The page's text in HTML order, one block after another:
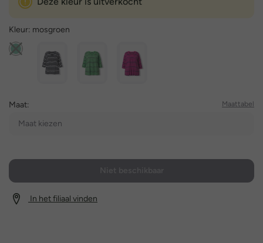
Kleur: mosgroen
Maat: Maattabel
Maat kiezen
In het filiaal vinden